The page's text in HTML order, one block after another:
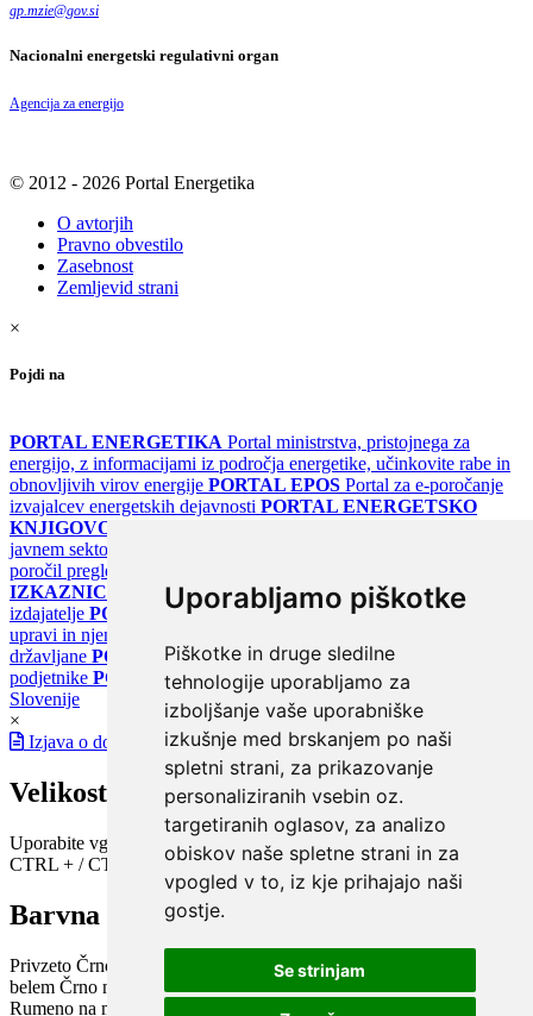
Uporabljamo piškotke
Piškotke in druge sledilne
tehnologije uporabljamo za
izboljšanje vaše uporabniške
izkušnje med brskanjem po naši
spletni strani, za prikazovanje
personaliziranih vsebin oz.
targetiranih oglasov, za analizo
obiskov naše spletne strani in za
vpogled v to, iz kje prihajajo naši
gostje.
Se strinjam
gp.mzie@gov.si
Nacionalni energetski regulativni organ
Agencija za energijo
© 2012 - 2026 Portal Energetika
O avtorjih
Pravno obvestilo
Zasebnost
Zemljevid strani
×
Pojdi na
PORTAL ENERGETIKA Portal ministrstva, pristojnega za
energijo, z informacijami iz področja energetike, učinkovite rabe in
obnovljivih virov energije PORTAL EPOS Portal za e-poročanje
izvajalcev energetskih dejavnosti PORTAL ENERGETSKO
KNJIGOVODSTVO
javnem sektorju
poročil pregledov klimatskih sistemov
IZKAZNICE
Register energetskih izkaznic - za izdelovalce in
izdajatelje PORTAL GOV.SI Osrednje spletno mesto o državni
upravi in njenih storitvah
državljane PORTAL SPOT Državni portal za podjetja in
podjetnike PORTAL OPSI Državni portal odprtih podatkov
Slovenije
×
Izjava o dostopnosti
Velikost pisave
Uporabite vgrajeno funkcijo brskalnika
CTRL + / CTRL -
Barvna shema
Privzeto Črno na belem Belo na črnem Črno na bež
belem Črno na zelenem
Modro na rumenem
Rumeno na modrem
Turkizno na črnem Črno na vijoličnem